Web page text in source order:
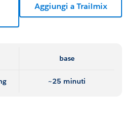
Aggiungi a Trailmix
base
~25 minuti